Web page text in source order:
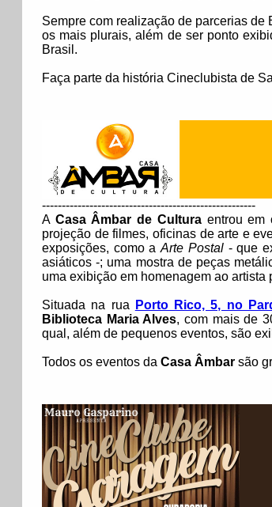
Sempre com realização de parcerias
os mais plurais, além de ser ponto
Brasil.
Faça parte da história Cineclubista de
------------------------------------------------------
A Casa Âmbar de Culturaentrou em
projeção de filmes, oficinas de arte e
exposições, como aArte Postal- que
asiáticos -; uma mostra de peças
uma exibição em homenagem ao artista
Situada na rua Porto Rico, 5, no
Biblioteca Maria Alves, com mais de
qual, além de pequenos eventos, são
Todos os eventos da Casa Âmbar são